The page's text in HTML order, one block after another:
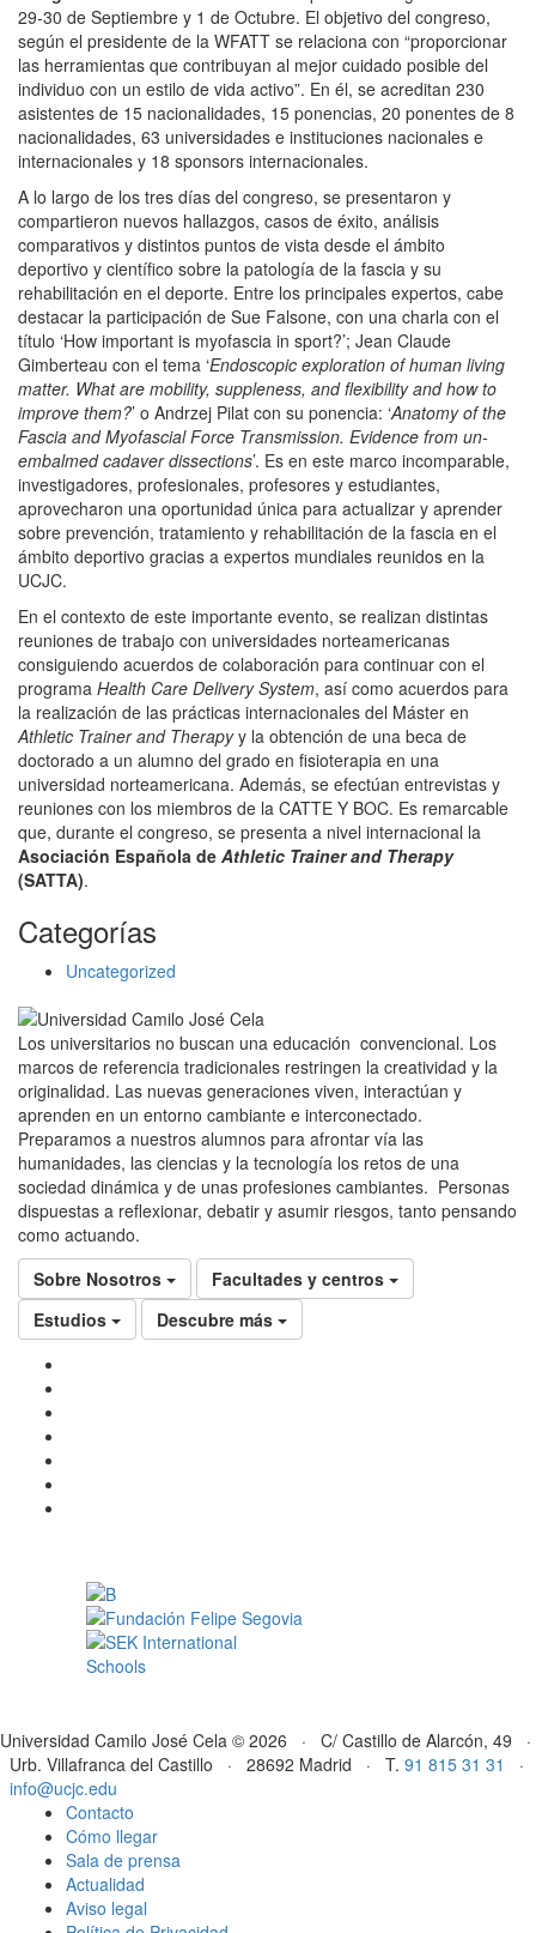
29-30 de Septiembre y 1 de Octubre. El objetivo del congreso,
según el presidente de la WFATT se relaciona con “proporcionar
las herramientas que contribuyan al mejor cuidado posible del
individuo con un estilo de vida activo”. En él, se acreditan 230
asistentes de 15 nacionalidades, 15 ponencias, 20 ponentes de 8
nacionalidades, 63 universidades e instituciones nacionales e
internacionales y 18 sponsors internacionales.
A lo largo de los tres días del congreso, se presentaron y
compartieron nuevos hallazgos, casos de éxito, análisis
comparativos y distintos puntos de vista desde el ámbito
deportivo y científico sobre la patología de la fascia y su
rehabilitación en el deporte. Entre los principales expertos, cabe
destacar la participación de Sue Falsone, con una charla con el
título ‘How important is myofascia in sport?’; Jean Claude
Gimberteau con el tema ‘Endoscopic exploration of human living
matter. What are mobility, suppleness, and flexibility and how to
improve them?’ o Andrzej Pilat con su ponencia: ‘Anatomy of the
Fascia and Myofascial Force Transmission. Evidence from un-
embalmed cadaver dissections’. Es en este marco incomparable,
investigadores, profesionales, profesores y estudiantes,
aprovecharon una oportunidad única para actualizar y aprender
sobre prevención, tratamiento y rehabilitación de la fascia en el
ámbito deportivo gracias a expertos mundiales reunidos en la
UCJC.
En el contexto de este importante evento, se realizan distintas
reuniones de trabajo con universidades norteamericanas
consiguiendo acuerdos de colaboración para continuar con el
programa Health Care Delivery System, así como acuerdos para
la realización de las prácticas internacionales del Máster en
Athletic Trainer and Therapyy la obtención de una beca de
doctorado a un alumno del grado en fisioterapia en una
universidad norteamericana. Además, se efectúan entrevistas y
reuniones con los miembros de la CATTE Y BOC. Es remarcable
que, durante el congreso, se presenta a nivel internacional la
Asociación Española de Athletic Trainer and Therapy
(SATTA).
Categorías
Uncategorized
Los universitarios no buscan una educación convencional. Los
marcos de referencia tradicionales restringen la creatividad y la
originalidad. Las nuevas generaciones viven, interactúan y
aprenden en un entorno cambiante e interconectado.
Preparamos a nuestros alumnos para afrontar vía las
humanidades, las ciencias y la tecnología los retos de una
sociedad dinámica y de unas profesiones cambiantes. Personas
dispuestas a reflexionar, debatir y asumir riesgos, tanto pensando
como actuando.
Sobre Nosotros
Facultades y centros
Estudios
Descubre más
Universidad Camilo José Cela © 2026 · C/ Castillo de Alarcón, 49 ·
Urb. Villafranca del Castillo · 28692 Madrid · T. 91 815 31 31
·
info@ucjc.edu
Contacto
Cómo llegar
Sala de prensa
Actualidad
Aviso legal